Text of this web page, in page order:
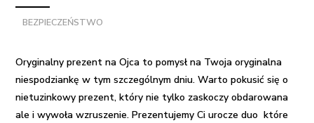
Tata
nr
balon
puchar
i
gwiazdka
BEZPIECZEŃSTWO
Oryginalny prezent na Ojca to pomysł na Twoja oryginalna
niespodziankę w tym szczególnym dniu. Warto pokusić się o
nietuzinkowy prezent, który nie tylko zaskoczy obdarowana
ale i wywoła wzruszenie. Prezentujemy Ci urocze duo które